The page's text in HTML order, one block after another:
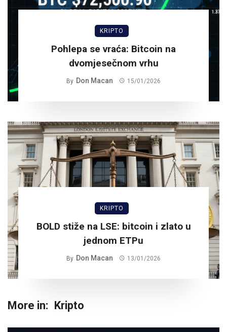
KRIPTO
Pohlepa se vraća: Bitcoin na
dvomjesečnom vrhu
By Don Macan 15/01/2026
KRIPTO
BOLD stiže na LSE: bitcoin i zlato u
jednom ETPu
By Don Macan 13/01/2026
More in: Kripto